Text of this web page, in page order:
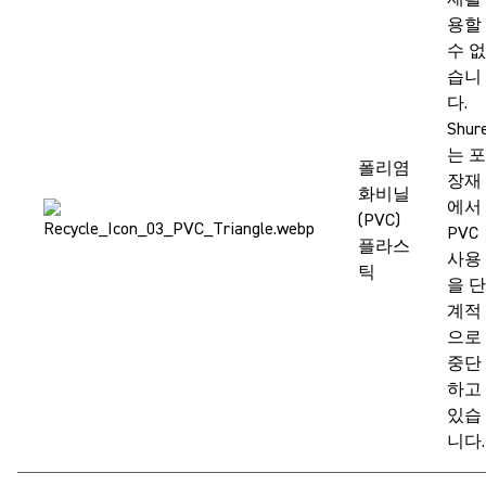
폴리염
화비닐
(PVC)
플라스
틱
용할
수 없
습니
다.
는 포
장재
에서
PVC
사용
을 단
계적
으로
중단
하고
있습
니다.